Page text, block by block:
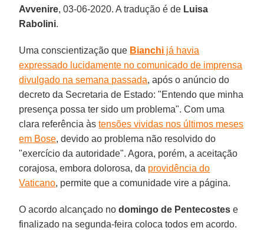
Avvenire, 03-06-2020. A tradução é de Luisa
Rabolini.
Uma conscientização que Bianchi já havia
expressado lucidamente no comunicado de imprensa
divulgado na semana passada, após o anúncio do
decreto da Secretaria de Estado: "Entendo que minha
presença possa ter sido um problema". Com uma
clara referência àstensões vividas nos últimos meses
em Bose, devido ao problema não resolvido do
"exercício da autoridade". Agora, porém, a aceitação
corajosa, embora dolorosa, da providência do
Vaticano, permite que a comunidade vire a página.
O acordo alcançado nodomingo de Pentecostes e
finalizado na segunda-feira coloca todos em acordo.